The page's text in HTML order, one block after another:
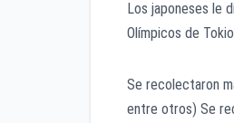
Los japoneses le
Olímpicos de
Se recolectaron
entre otros) Se